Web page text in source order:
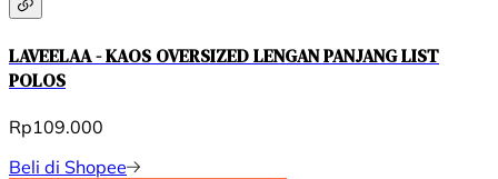
LAVEELAA - KAOS OVERSIZED LENGAN PANJANG LIST
POLOS
Rp109.000
Beli di Shopee